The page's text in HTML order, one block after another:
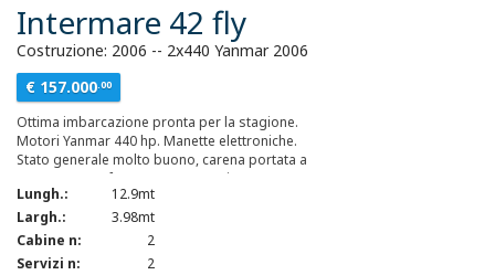
Intermare 42 fly
Costruzione: 2006 -- 2x440 Yanmar 2006
€ 157.000.00
Ottima imbarcazione pronta per la stagione.
Motori Yanmar 440 hp. Manette elettroniche.
Stato generale molto buono, carena portata a
zero 2024, perfetta senza osmosi. Generatore
Onan da 7kw, aria condizionata con doppio
impianto (zona notte e dientte). Cuscineria
interna ed esterna sempre protetta e mantenuta
in ottimo stato.
Lungh.:
12.9mt
Largh.:
3.98mt
Cabine n:
2
Servizi n:
2